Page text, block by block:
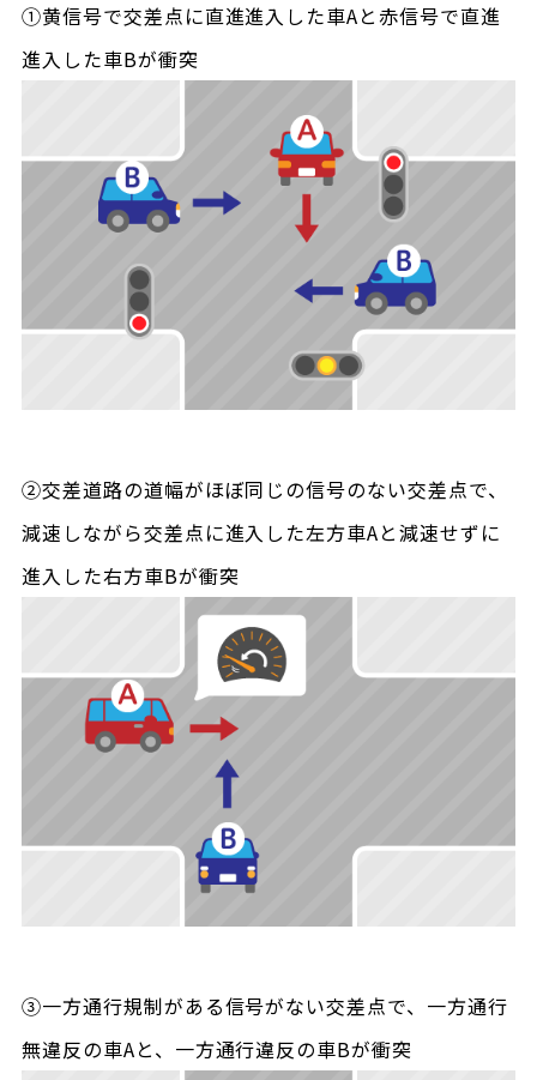
①黄信号で交差点に直進進入した車Aと赤信号で直進
進入した車Bが衝突
②交差道路の道幅がほぼ同じの信号のない交差点で、
減速しながら交差点に進入した左方車Aと減速せずに
進入した右方車Bが衝突
③一方通行規制がある信号がない交差点で、一方通行
無違反の車Aと、一方通行違反の車Bが衝突